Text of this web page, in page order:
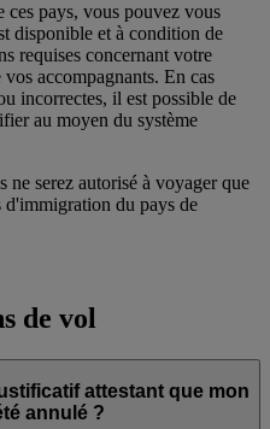
ces pays, vous pouvez vous
disponible et à condition de
requises concernant votre
accompagnants. En cas
incorrectes, il est possible de
au moyen du système
ne serez autorisé à voyager que
d'immigration du pays de
de vol
attestant que mon
annulé ?